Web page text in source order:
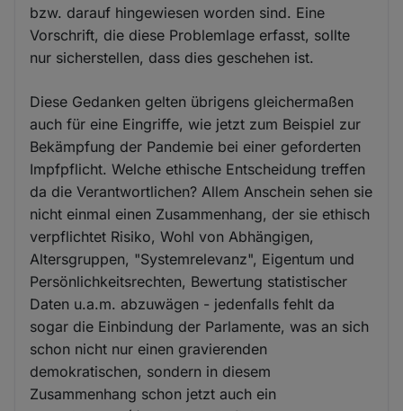
bzw. darauf hingewiesen worden sind. Eine
Vorschrift, die diese Problemlage erfasst, sollte
nur sicherstellen, dass dies geschehen ist.
Diese Gedanken gelten übrigens gleichermaßen
auch für eine Eingriffe, wie jetzt zum Beispiel zur
Bekämpfung der Pandemie bei einer geforderten
Impfpflicht. Welche ethische Entscheidung treffen
da die Verantwortlichen? Allem Anschein sehen sie
nicht einmal einen Zusammenhang, der sie ethisch
verpflichtet Risiko, Wohl von Abhängigen,
Altersgruppen, "Systemrelevanz", Eigentum und
Persönlichkeitsrechten, Bewertung statistischer
Daten u.a.m. abzuwägen - jedenfalls fehlt da
sogar die Einbindung der Parlamente, was an sich
schon nicht nur einen gravierenden
demokratischen, sondern in diesem
Zusammenhang schon jetzt auch ein